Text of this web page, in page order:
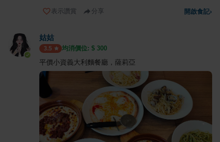
表示讚賞 分享 開啟食記›
姑姑
3.5 均消價位: $ 300
平價小資義大利麵餐廳，薩莉亞